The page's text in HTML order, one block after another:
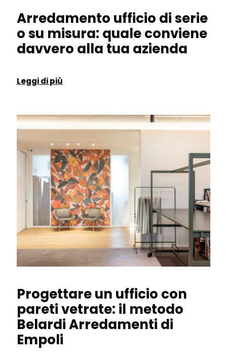
Arredamento ufficio di serie
o su misura: quale conviene
davvero alla tua azienda
Leggi di più
Progettare un ufficio con
pareti vetrate: il metodo
Belardi Arredamenti di
Empoli